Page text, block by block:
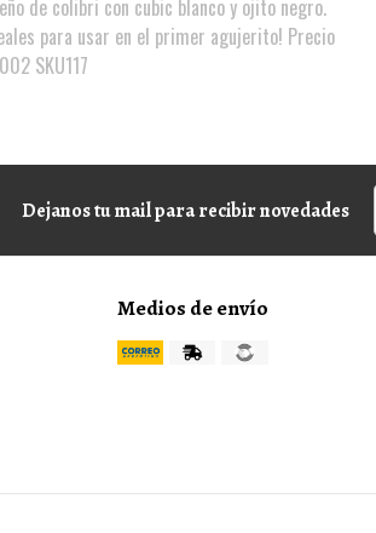
de colibri con cubic blanco y ojito negro.
para usar en el primer agujerito! Precio
SKU117
Dejanos tu mail para recibir novedades
Medios de envío